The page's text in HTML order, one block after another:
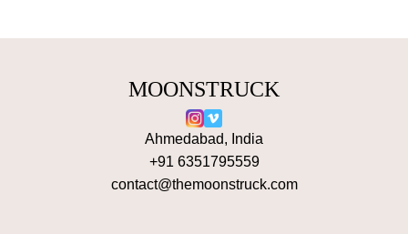
MOONSTRUCK
Ahmedabad, India
+91 6351795559
contact@themoonstruck.com